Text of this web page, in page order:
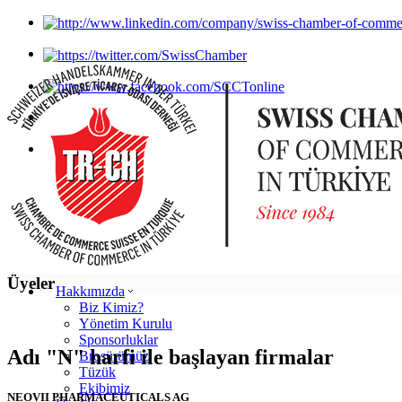
Hakkımızda
Biz Kimiz?
Yönetim Kurulu
Sponsorluklar
Broşürümüz
Tüzük
Ekibimiz
Üyeler
Adı "N" harfi ile başlayan firmalar
NEOVII PHARMACEUTICALS AG